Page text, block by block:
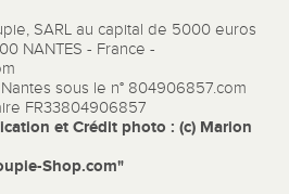
SARL au capital de 5000 euros
NANTES - France -
sous le n° 804906857.com
FR33804906857
et Crédit photo : (c) Marion
Shop.com"